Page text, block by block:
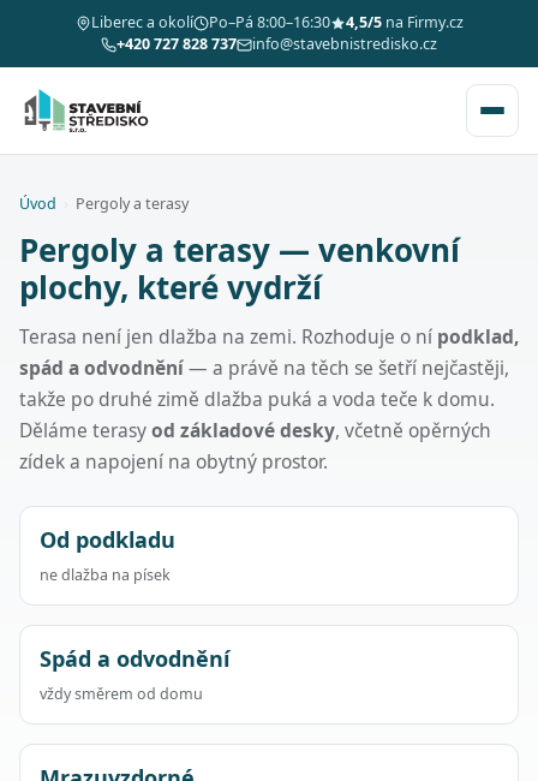
Liberec a okolí Po–Pá 8:00–16:30 4,5/5na Firmy.cz
+420 727 828 737
info@stavebnistredisko.cz
Úvod Pergoly a terasy
Pergoly a terasy — venkovní
plochy, které vydrží
Terasa není jen dlažba na zemi. Rozhoduje o ní podklad,
spád a odvodnění— a právě na těch se šetří nejčastěji,
takže po druhé zimě dlažba puká a voda teče k domu.
Děláme terasyod základové desky, včetně opěrných
zídek a napojení na obytný prostor.
Od podkladu
ne dlažba na písek
Spád a odvodnění
vždy směrem od domu